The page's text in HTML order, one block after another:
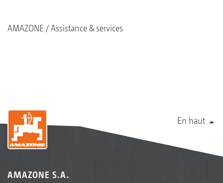
AMAZONE Assistance & services
En haut
AMAZONE S.A.